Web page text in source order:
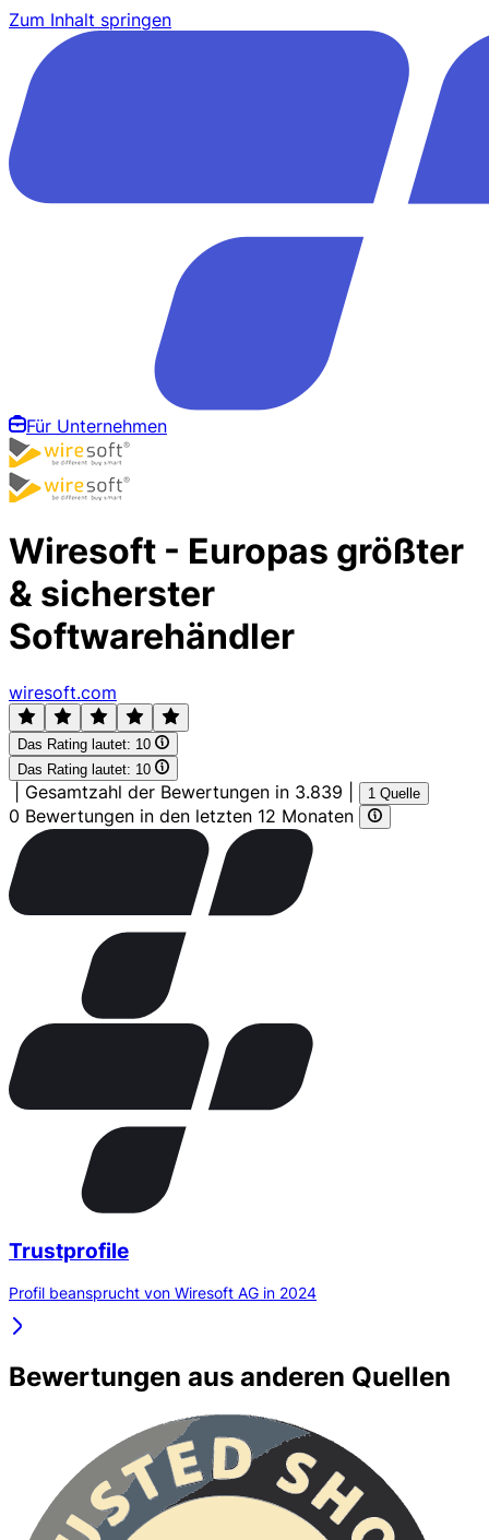
Zum Inhalt springen
Für Unternehmen
Wiresoft - Europas größter
& sicherster
Softwarehändler
wiresoft.com
Das Rating lautet: 10
Das Rating lautet: 10
Gesamtzahl der Bewertungen in 3.839 1 Quelle
0 Bewertungen in den letzten 12 Monaten
Trustprofile
Profil beansprucht von Wiresoft AG in 2024
Bewertungen aus anderen Quellen